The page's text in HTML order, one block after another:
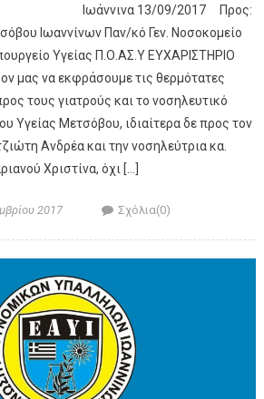
Ιωάννινα 13/09/2017 Προς:
Ιωαννίνων Παν/κό Γεν. Νοσοκομείο
Υγείας Π.Ο.ΑΣ.Υ ΕΥΧΑΡΙΣΤΗΡΙΟ
μας να εκφράσουμε τις θερμότατες
τους γιατρούς και το νοσηλευτικό
Υγείας Μετσόβου, ιδιαίτερα δε προς τον
Ανδρέα και την νοσηλεύτρια κα.
Χριστίνα, όχι […]
2017 Author Σχόλια(0)